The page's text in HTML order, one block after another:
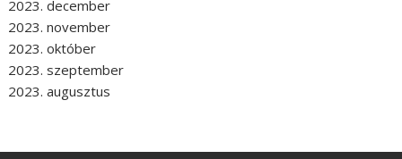
2023. december
2023. november
2023. október
2023. szeptember
2023. augusztus